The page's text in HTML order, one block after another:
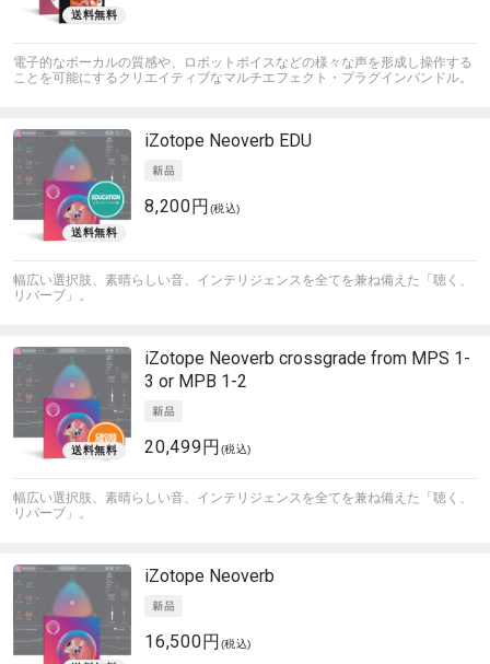
電子的なボーカルの質感や、ロボットボイスなどの様々な声を形成し操作する
ことを可能にするクリエイティブなマルチエフェクト・プラグインバンドル。
iZotope Neoverb EDU
8,200円 (税込)
幅広い選択肢、素晴らしい音、インテリジェンスを全てを兼ね備えた「聴く、
リバーブ」。
iZotope Neoverb crossgrade from MPS 1-
3 or MPB 1-2
20,499円 (税込)
幅広い選択肢、素晴らしい音、インテリジェンスを全てを兼ね備えた「聴く、
リバーブ」。
iZotope Neoverb
16,500円 (税込)